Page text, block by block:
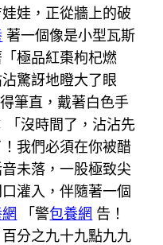
娃，正從牆上的破
著一個像是小型瓦斯
極品紅棗枸杞燃
驚訝地瞪大了眼
筆直，戴著白色手
「沒時間了，沾沾先
我們必須在你被醋
未落，一股極致尖
灌入，伴隨著一個
「警包養網 告！
分之九十九點九九